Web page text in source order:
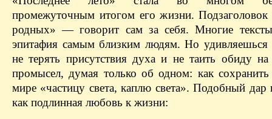
промежуточным итогом его жизни.
родных» — говорит сам за себя. Многие тексты
эпитафия самым близким людям. Но удивляешься
не терять присутствия духа и не таить обиду
промысел, думая только об одном: как
мире «частицу света, каплю света». Подобный дар
как подлинная любовь к жизни: